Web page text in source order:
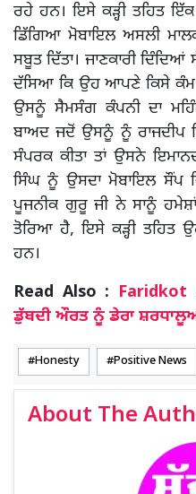
ਰਹੇ ਹਨ। ਇਸੇ ਕੜ੍ਹੀ ਤਹਿਤ
ਡਿੱਗਿਆ ਮੋਬਾਇਲ ਅਸਲੀ
ਸਬੂਤ ਦਿੱਤਾ। ਜਾਣਕਾਰੀ
ਦੱਸਿਆ ਕਿ ਉਹ ਆਪਣੇ ਕਿਸੇ
ਉਸਨੂੰ ਸੈਮਸੰਗ ਕੰਪਨੀ ਦਾ
ਬਾਅਦ ਜਦੋਂ ਉਸਨੂੰ ਨੂੰ ਰਾਜਦੀਪ
ਸੰਪਰਕ ਕੀਤਾ ਤਾਂ ਉਸਨੇ
ਸਿੰਘ ਨੂੰ ਉਸਦਾ ਮੋਬਾਇਲ ਸੌਂਪ
ਪੂਜਨੀਕ ਗੁਰੂ ਜੀ ਨੇ ਸਾਨੂੰ
ਤੋਰਿਆ ਹੈ, ਇਸੇ ਕੜ੍ਹੀ ਤਹਿਤ
ਹਨ।
Read Also : Faridkot
ਡੁੱਬਦੀ ਔਰਤ ਨੂੰ ਡੇਰਾ
Honesty Positive News
About The